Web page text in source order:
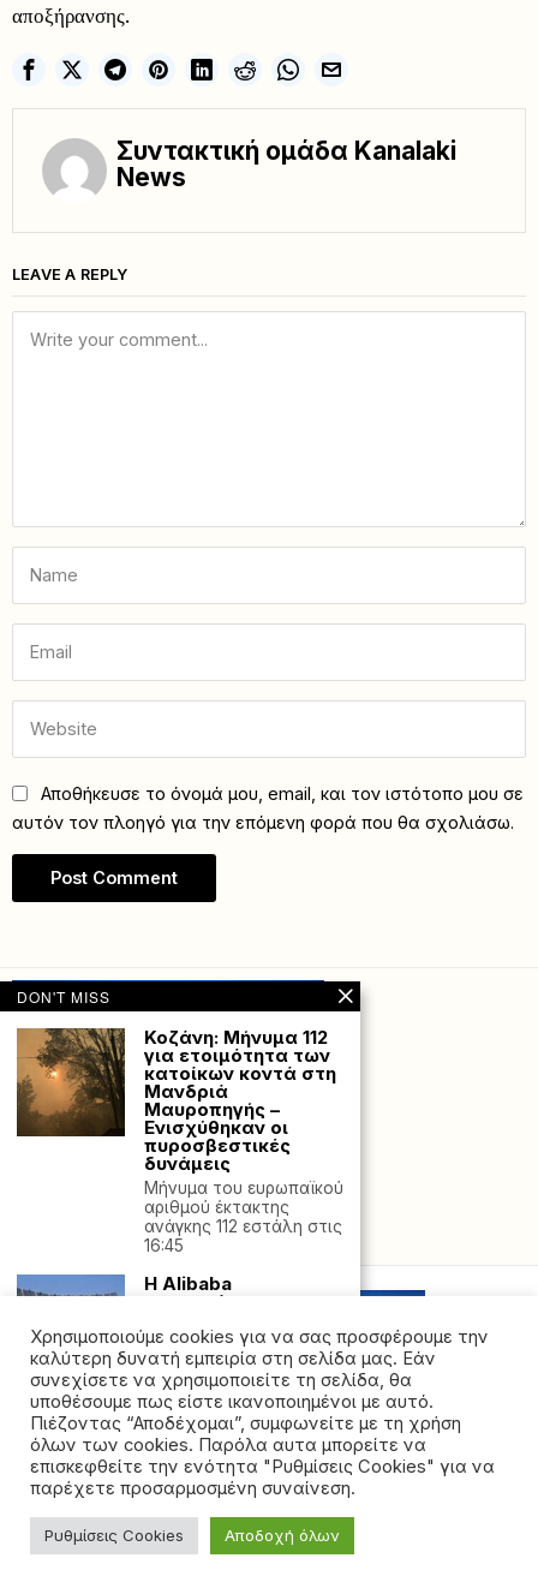
αποξήρανσης.
Συντακτική ομάδα Kanalaki
News
LEAVE A REPLY
Αποθήκευσε το όνομά μου, email, και τον ιστότοπο μου σε
αυτόν τον πλοηγό για την επόμενη φορά που θα σχολιάσω.
by Hostville”)
©2026 - All rights reserved. Απαγορεύεται ρητά η
αναδημοσίευση χωρίς προηγούμενη έγγραφη άδεια
Χρησιμοποιούμε cookies για να σας προσφέρουμε την
καλύτερη δυνατή εμπειρία στη σελίδα μας. Εάν
συνεχίσετε να χρησιμοποιείτε τη σελίδα, θα
υποθέσουμε πως είστε ικανοποιημένοι με αυτό.
Πιέζοντας “Αποδέχομαι”, συμφωνείτε με τη χρήση
όλων των cookies. Παρόλα αυτα μπορείτε να
επισκεφθείτε την ενότητα "Ρυθμίσεις Cookies" για να
παρέχετε προσαρμοσμένη συναίνεση.
Ρυθμίσεις Cookies Αποδοχή όλων
DON'T MISS
Κοζάνη: Μήνυμα 112
για ετοιμότητα των
κατοίκων κοντά στη
Μανδριά
Μαυροπηγής –
Ενισχύθηκαν οι
πυροσβεστικές
δυνάμεις
Μήνυμα του ευρωπαϊκού
αριθμού έκτακτης
ανάγκης 112 εστάλη στις
16:45
Η Alibaba
παρουσίασε
νοημοσύνης για το
οποίο ισχυρίζεται
πως ξεπερνάει …
σχεδόν σε όλα τα
GPT-4o, DeepSeek-
V3 και Llama-3.1-
405B»
Η κινεζική τεχνολογική
εταιρεία Alibaba
(29/1) μια